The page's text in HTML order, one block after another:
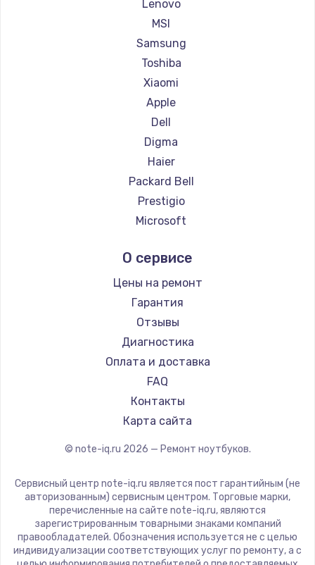
Ремонт ноутбуков Philips
Ремонт ноутбуков LG
Ремонт ноутбуков Panasonic
Ремонт ноутбуков Irbis
Ремонт ноутбуков Thunderobot
Ремонт ноутбуков Hasee
Ремонт ноутбуков ZTE
Ремонт ноутбуков Hiper
Ремонт ноутбуков Evga
Ремонт ноутбуков Google
Ремонт ноутбуков Echips
Ремонт ноутбуков Predator
Ремонт ноутбуков iru
Ремонт ноутбуков Machenike
Ремонт ноутбуков DEXP
Ремонт ноутбуков Teclast
Ремонт ноутбуков CHUWI
Ремонт ноутбуков Colorful
Lenovo
MSI
Samsung
Toshiba
Xiaomi
Apple
Dell
Digma
Haier
Packard Bell
Prestigio
Microsoft
Aquarius
Gigabyte
Aorus
Maibenben
Getac
Epson
Philips
LG
Panasonic
ZTE
Hiper
Evga
Google
О сервисе
Цены на ремонт
Гарантия
Отзывы
Диагностика
Оплата и доставка
FAQ
Контакты
Карта сайта
© note-iq.ru 2026 — Ремонт ноутбуков.
Сервисный центр note-iq.ru является пост гарантийным (не
авторизованным) сервисным центром. Торговые марки,
перечисленные на сайте note-iq.ru, являются
зарегистрированным товарными знаками компаний
правообладателей. Обозначения используется не с целью
индивидуализации соответствующих услуг по ремонту, а с